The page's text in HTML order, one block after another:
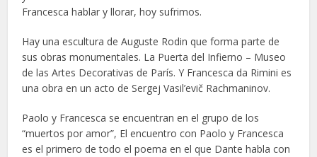
Francesca hablar y llorar, hoy sufrimos.
Hay una escultura de Auguste Rodin que forma parte de
sus obras monumentales. La Puerta del Infierno – Museo
de las Artes Decorativas de París. Y Francesca da Rimini es
una obra en un acto de Sergej Vasil’evič Rachmaninov.
Paolo y Francesca se encuentran en el grupo de los
“muertos por amor”, El encuentro con Paolo y Francesca
es el primero de todo el poema en el que Dante habla con